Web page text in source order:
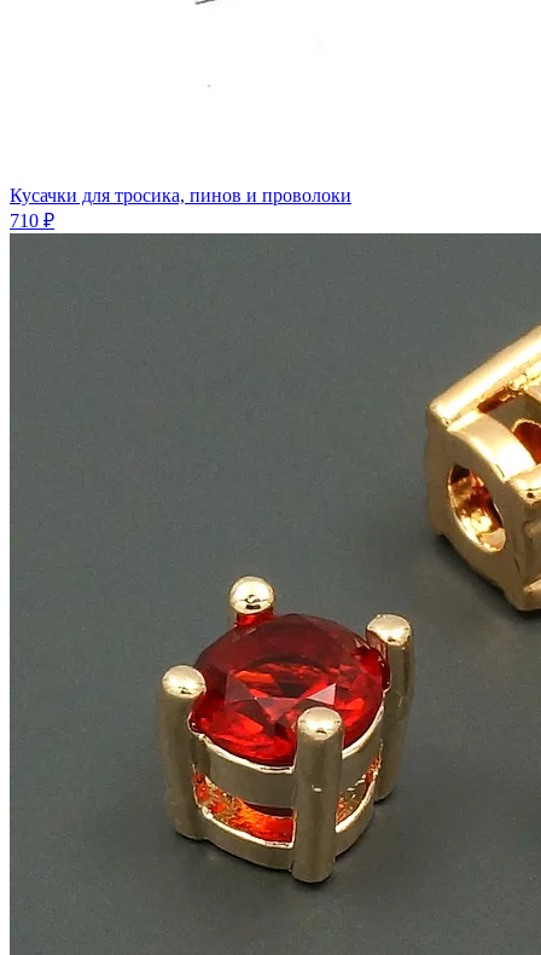
Кусачки для тросика, пинов и проволоки
710 ₽